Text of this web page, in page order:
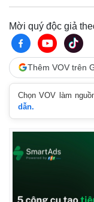
Mời quý độc giả
Thêm VOV trên
Chọn VOV làm
dẫn.